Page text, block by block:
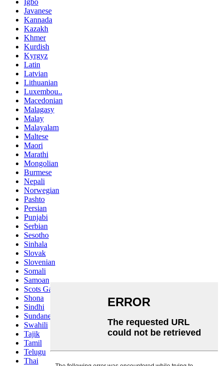
Javanese
Kannada
Kazakh
Khmer
Kurdish
Kyrgyz
Latin
Latvian
Lithuanian
Luxembou..
Macedonian
Malagasy
Malay
Malayalam
Maltese
Maori
Marathi
Mongolian
Burmese
Nepali
Norwegian
Pashto
Persian
Punjabi
Serbian
Sesotho
Sinhala
Slovak
Slovenian
Somali
Samoan
Scots Gaelic
Shona
Sindhi
Sundanese
Swahili
Tajik
Tamil
Telugu
Thai